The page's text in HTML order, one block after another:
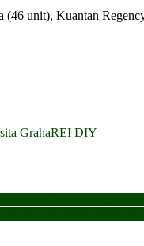
(46 unit), Kuantan
GrahaREI DIY